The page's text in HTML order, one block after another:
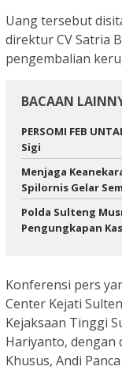
Uang tersebut
direktur CV Satria
pengembalian
BACAAN
PERSOMI FEB
Sigi
Menjaga
Spilornis Gelar
Polda Sulteng
Pengungkapan
Konferensi pers
Center Kejati
Kejaksaan Tinggi
Hariyanto, dengan
Khusus, Andi